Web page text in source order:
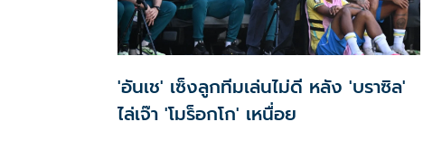
'อันเช' เซ็งลูกทีมเล่นไม่ดี หลัง 'บราซิล'
ไล่เจ๊า 'โมร็อกโก' เหนื่อย